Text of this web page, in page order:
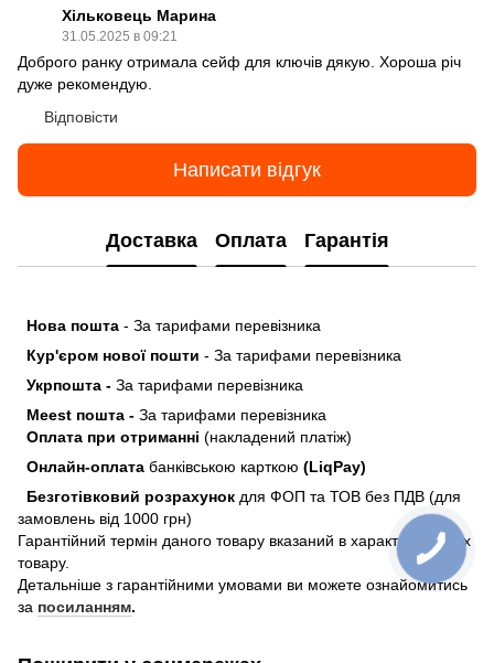
Хільковець Марина
31.05.2025 в 09:21
Доброго ранку отримала сейф для ключів дякую. Хороша річ
дуже рекомендую.
Відповісти
Написати відгук
Доставка Оплата Гарантія
Нова пошта - За тарифами перевізника
Кур'єром нової пошти - За тарифами перевізника
Укрпошта - За тарифами перевізника
Meest пошта - За тарифами перевізника
Оплата при отриманні (накладений платіж)
Онлайн-оплата банківською карткою (LiqPay)
Безготівковий розрахунок для ФОП та ТОВ без ПДВ (для
замовлень від 1000 грн)
Гарантійний термін даного товару вказаний в характеристиках
товару.
Детальніше з гарантійними умовами ви можете ознайомитись
за посиланням.